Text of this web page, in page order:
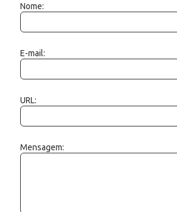
Nome:
E-mail:
URL:
Mensagem: